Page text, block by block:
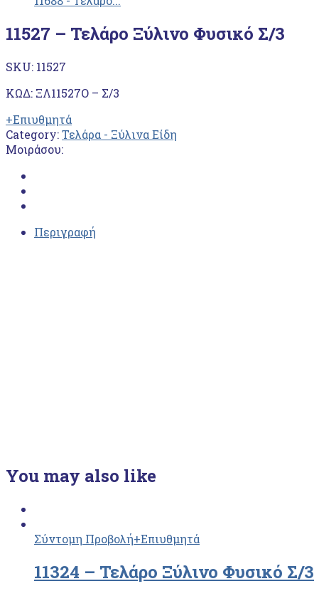
11527 – Τελάρο Ξύλινο Φυσικό Σ/3
SKU: 11527
ΚΩΔ: ΞΛ11527Ο – Σ/3
+Επιυθμητά
Category:Τελάρα - Ξύλινα Είδη
Μοιράσου:
Περιγραφή
You may also like
Σύντομη Προβολή+Επιυθμητά
11324 – Τελάρο Ξύλινο Φυσικό Σ/3